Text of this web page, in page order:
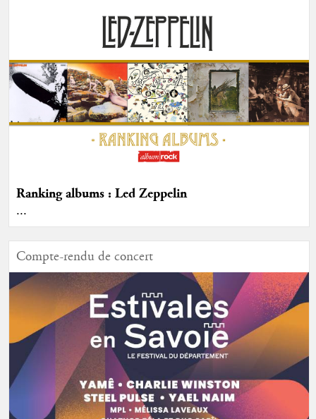
Ranking albums : Led Zeppelin
...
Compte-rendu de concert